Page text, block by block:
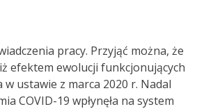
pracy. Przyjąć można, że
efektem ewolucji funkcjonujących
ustawie z marca 2020 r. Nadal
COVID-19 wpłynęła na system